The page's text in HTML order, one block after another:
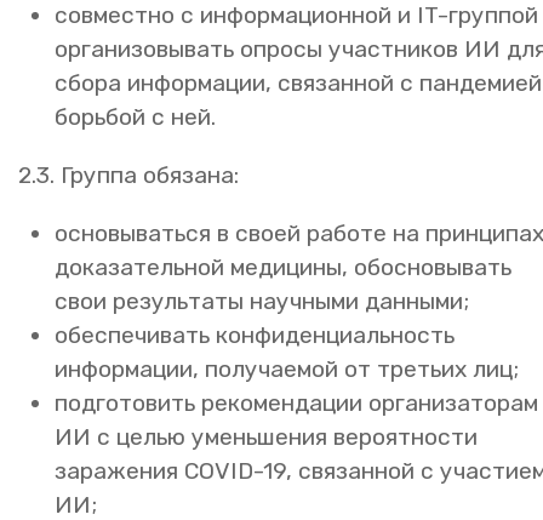
совместно с информационной и IT-группой
организовывать опросы участников ИИ
сбора информации, связанной с
борьбой с ней.
2.3. Группа обязана:
основываться в своей работе на принципах
доказательной медицины, обосновывать
свои результаты научными данными;
обеспечивать конфиденциальность
информации, получаемой от третьих лиц;
подготовить рекомендации организаторам
ИИ с целью уменьшения вероятности
заражения COVID-19, связанной с
ИИ;